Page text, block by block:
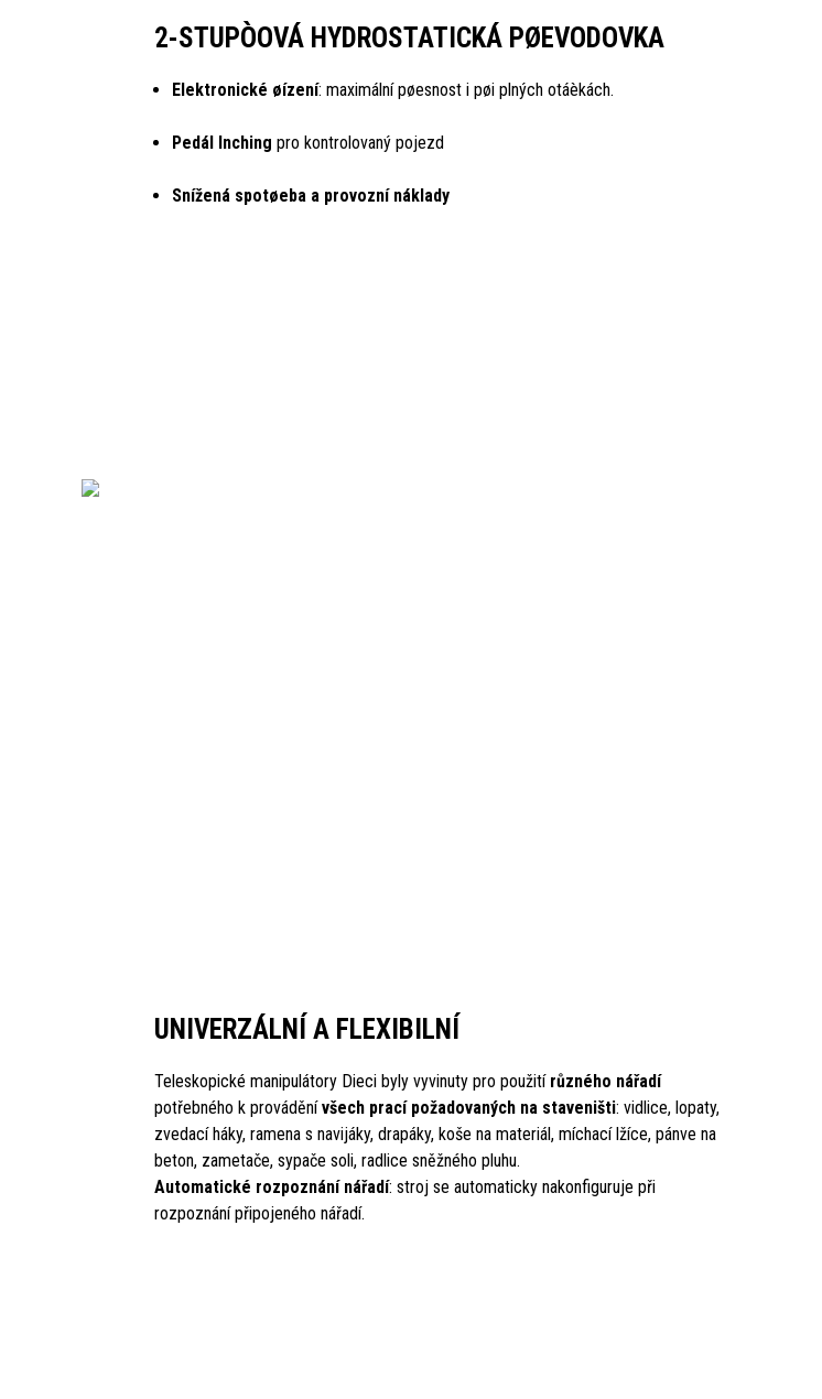
2-STUPÒOVÁ HYDROSTATICKÁ PØEVODOVKA
Elektronické øízení: maximální pøesnost i pøi plných otáèkách.
Pedál Inching pro kontrolovaný pojezd
Snížená spotøeba a provozní náklady
UNIVERZÁLNÍ A FLEXIBILNÍ
Teleskopické manipulátory Dieci byly vyvinuty pro použití různého nářadí
potřebného k prováděnívšech prací požadovaných na staveništi: vidlice, lopaty,
zvedací háky, ramena s navijáky, drapáky, koše na materiál, míchací lžíce, pánve na
beton, zametače, sypače soli, radlice sněžného pluhu.
Automatické rozpoznání nářadí: stroj se automaticky nakonfiguruje při
rozpoznání připojeného nářadí.